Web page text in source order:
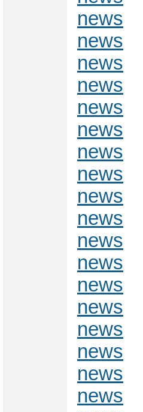
news
news
news
news
news
news
news
news
news
news
news
news
news
news
news
news
news
news